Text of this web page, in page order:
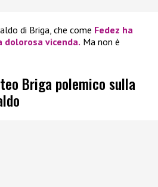
di Briga, che come Fedez ha
vicenda. Ma non è
Briga polemico sulla